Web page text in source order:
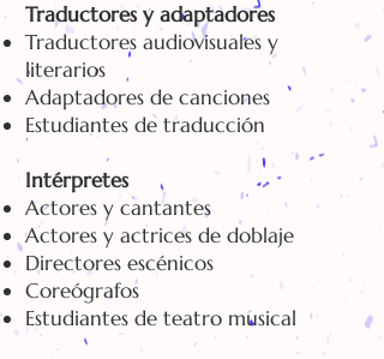
Traductores y adaptadores
Traductores audiovisuales y
literarios
Adaptadores de canciones
Estudiantes de traducción
Intérpretes
Actores y cantantes
Actores y actrices de doblaje
Directores escénicos
Coreógrafos
Estudiantes de teatro musical